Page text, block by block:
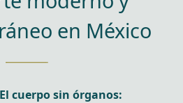
en México
cuerpo sin órganos: